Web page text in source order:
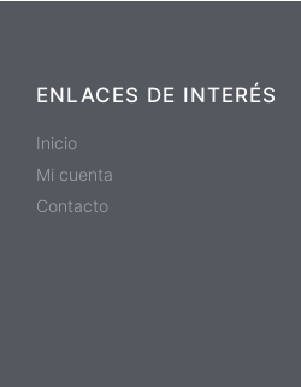
ENLACES DE INTERÉS
Inicio
Mi cuenta
Contacto